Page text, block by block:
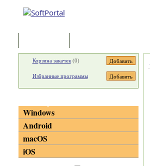
Корзина закачек(0)
Избранные программы
Windows
Android
macOS
iOS